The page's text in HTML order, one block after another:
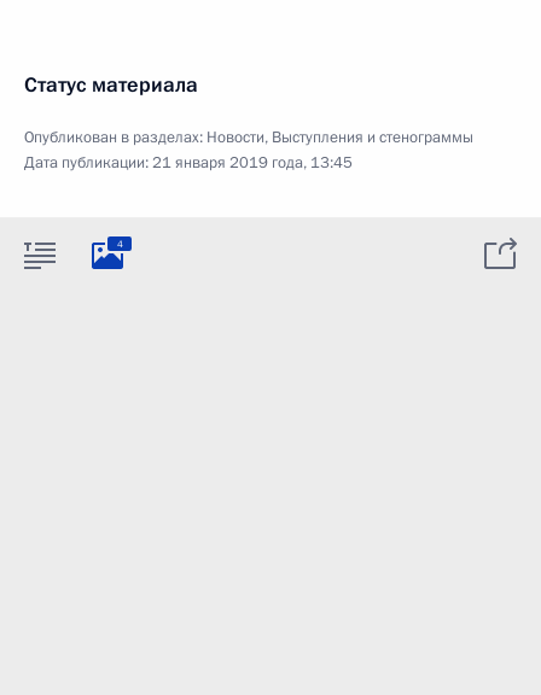
Статус материала
Опубликован в разделах: Новости, Выступления и стенограммы
Дата публикации:21 января 2019 года, 13:45
4